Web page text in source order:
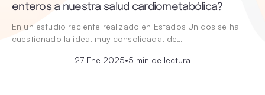
enteros a nuestra salud cardiometabólica?
En un estudio reciente realizado en Estados Unidos se ha
cuestionado la idea, muy consolidada, de…
27 Ene 2025•5 min de lectura